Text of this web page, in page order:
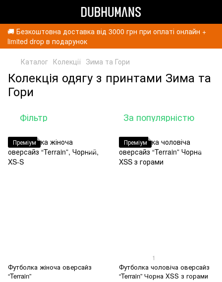
🚚 Безкоштовна доставка від 3000 грн при оплаті онлайн +
limited drop в подарунок
Каталог Колекції Зима та Гори
Колекція одягу з принтами Зима та
Гори
Фільтр За популярністю
Преміум
Футболка жіноча оверсайз
“Terrain”
Преміум
1
Футболка чоловіча оверсайз
“Terrain” Чорна XSS з горами